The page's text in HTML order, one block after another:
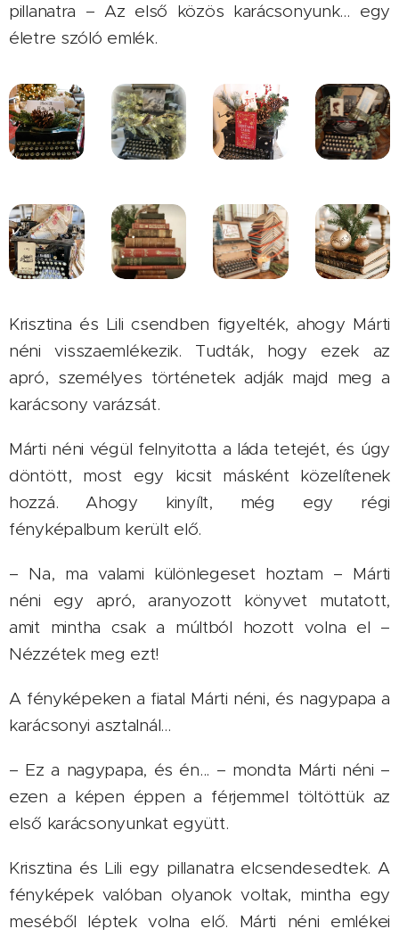
pillanatra – Az első közös karácsonyunk… egy
életre szóló emlék.
Krisztina és Lili csendben figyelték, ahogy Márti
néni visszaemlékezik. Tudták, hogy ezek az
apró, személyes történetek adják majd meg a
karácsony varázsát.
Márti néni végül felnyitotta a láda tetejét, és úgy
döntött, most egy kicsit másként közelítenek
hozzá. Ahogy kinyílt, még egy régi
fényképalbum került elő.
– Na, ma valami különlegeset hoztam – Márti
néni egy apró, aranyozott könyvet mutatott,
amit mintha csak a múltból hozott volna el –
Nézzétek meg ezt!
A fényképeken a fiatal Márti néni, és nagypapa a
karácsonyi asztalnál...
– Ez a nagypapa, és én... – mondta Márti néni –
ezen a képen éppen a férjemmel töltöttük az
első karácsonyunkat együtt.
Krisztina és Lili egy pillanatra elcsendesedtek. A
fényképek valóban olyanok voltak, mintha egy
meséből léptek volna elő. Márti néni emlékei